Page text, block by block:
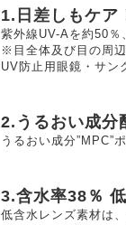
1.日差しもケア
紫外線UV-Aを約50％
※目全体及び目の周
UV防止用眼鏡・サン
2.うるおい成分
うるおい成分”MPC”
3.含水率38％
低含水レンズ素材は